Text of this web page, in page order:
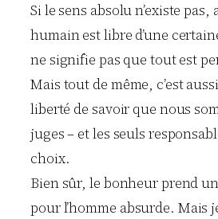
Si le sens absolu n’existe
humain est libre d’une
ne signifie pas que tout est
Mais tout de même, c’est
liberté de savoir que nous
juges – et les seuls
choix.
Bien sûr, le bonheur prend
pour l’homme absurde. Mais